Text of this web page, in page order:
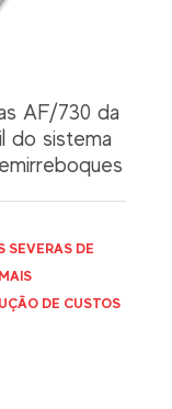
AF/730 da
do sistema
SEVERAS DE
DE CUSTOS